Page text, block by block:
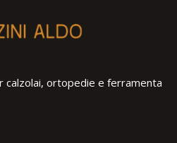
calzolai, ortopedie e ferramenta